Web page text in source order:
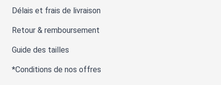
Délais et frais de livraison
Retour & remboursement
Guide des tailles
*Conditions de nos offres